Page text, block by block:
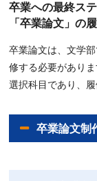
卒業への最終ステ
「卒業論文」の
卒業論文は、文学
修する必要があり
選択科目であり、
卒業論文制